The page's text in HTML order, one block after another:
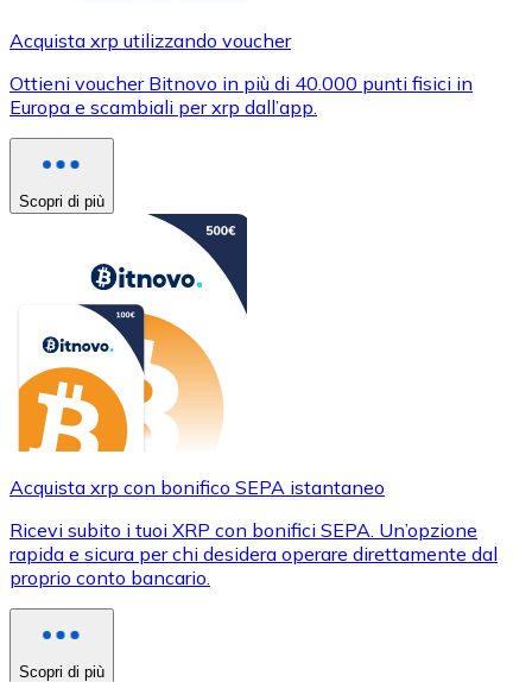
Acquista xrp utilizzando voucher
Ottieni voucher Bitnovo in più di 40.000 punti fisici in
Europa e scambiali per xrp dall’app.
Scopri di più
Acquista xrp con bonifico SEPA istantaneo
Ricevi subito i tuoi XRP con bonifici SEPA. Un’opzione
rapida e sicura per chi desidera operare direttamente dal
proprio conto bancario.
Scopri di più